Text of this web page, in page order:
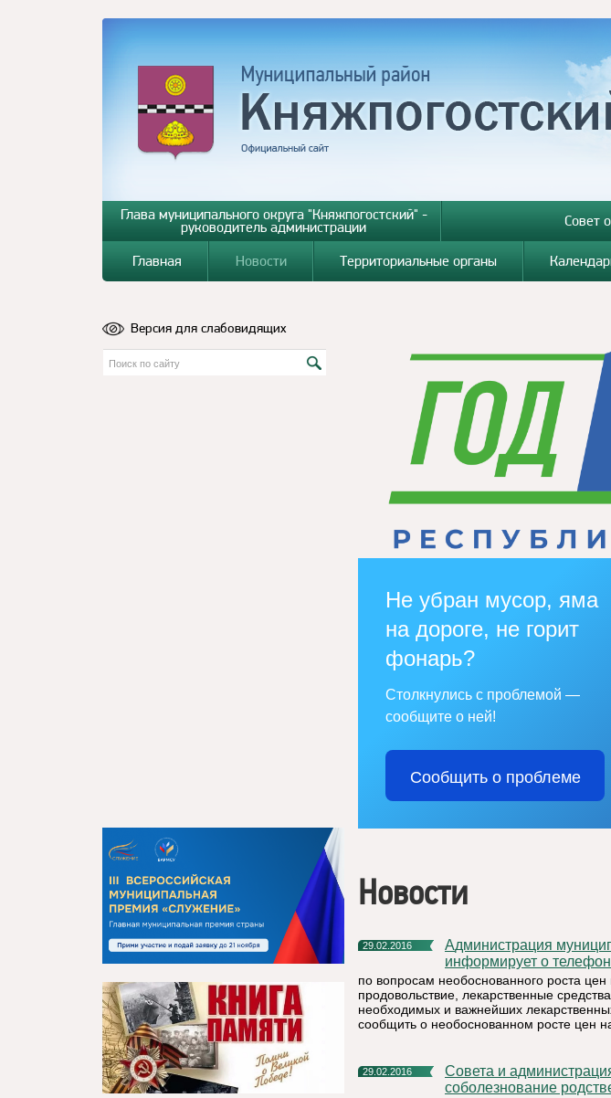
Глава муниципального округа "Княжпогостский" -
руководитель администрации Совет
Главная Новости Территориальные органы
Версия для слабовидящих
Не убран мусор, яма
на дороге, не горит
фонарь?
Столкнулись с проблемой —
сообщите о ней!
Сообщить о проблеме
Новости
29.02.2016
Администрация муниципального района «Княжпогостский»
информирует о
по вопросам необоснованного роста
продовольствие, лекарственные
необходимых и важнейших
сообщить о необоснованном росте цен
29.02.2016
Совета и администрация МР «Княжпогостский» выразили
соболезнование